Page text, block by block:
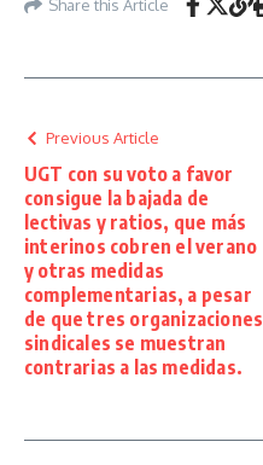
Share this Article
Previous Article
UGT con su voto a favor
consigue la bajada de
lectivas y ratios, que más
interinos cobren el verano
y otras medidas
complementarias, a pesar
de que tres organizaciones
sindicales se muestran
contrarias a las medidas.